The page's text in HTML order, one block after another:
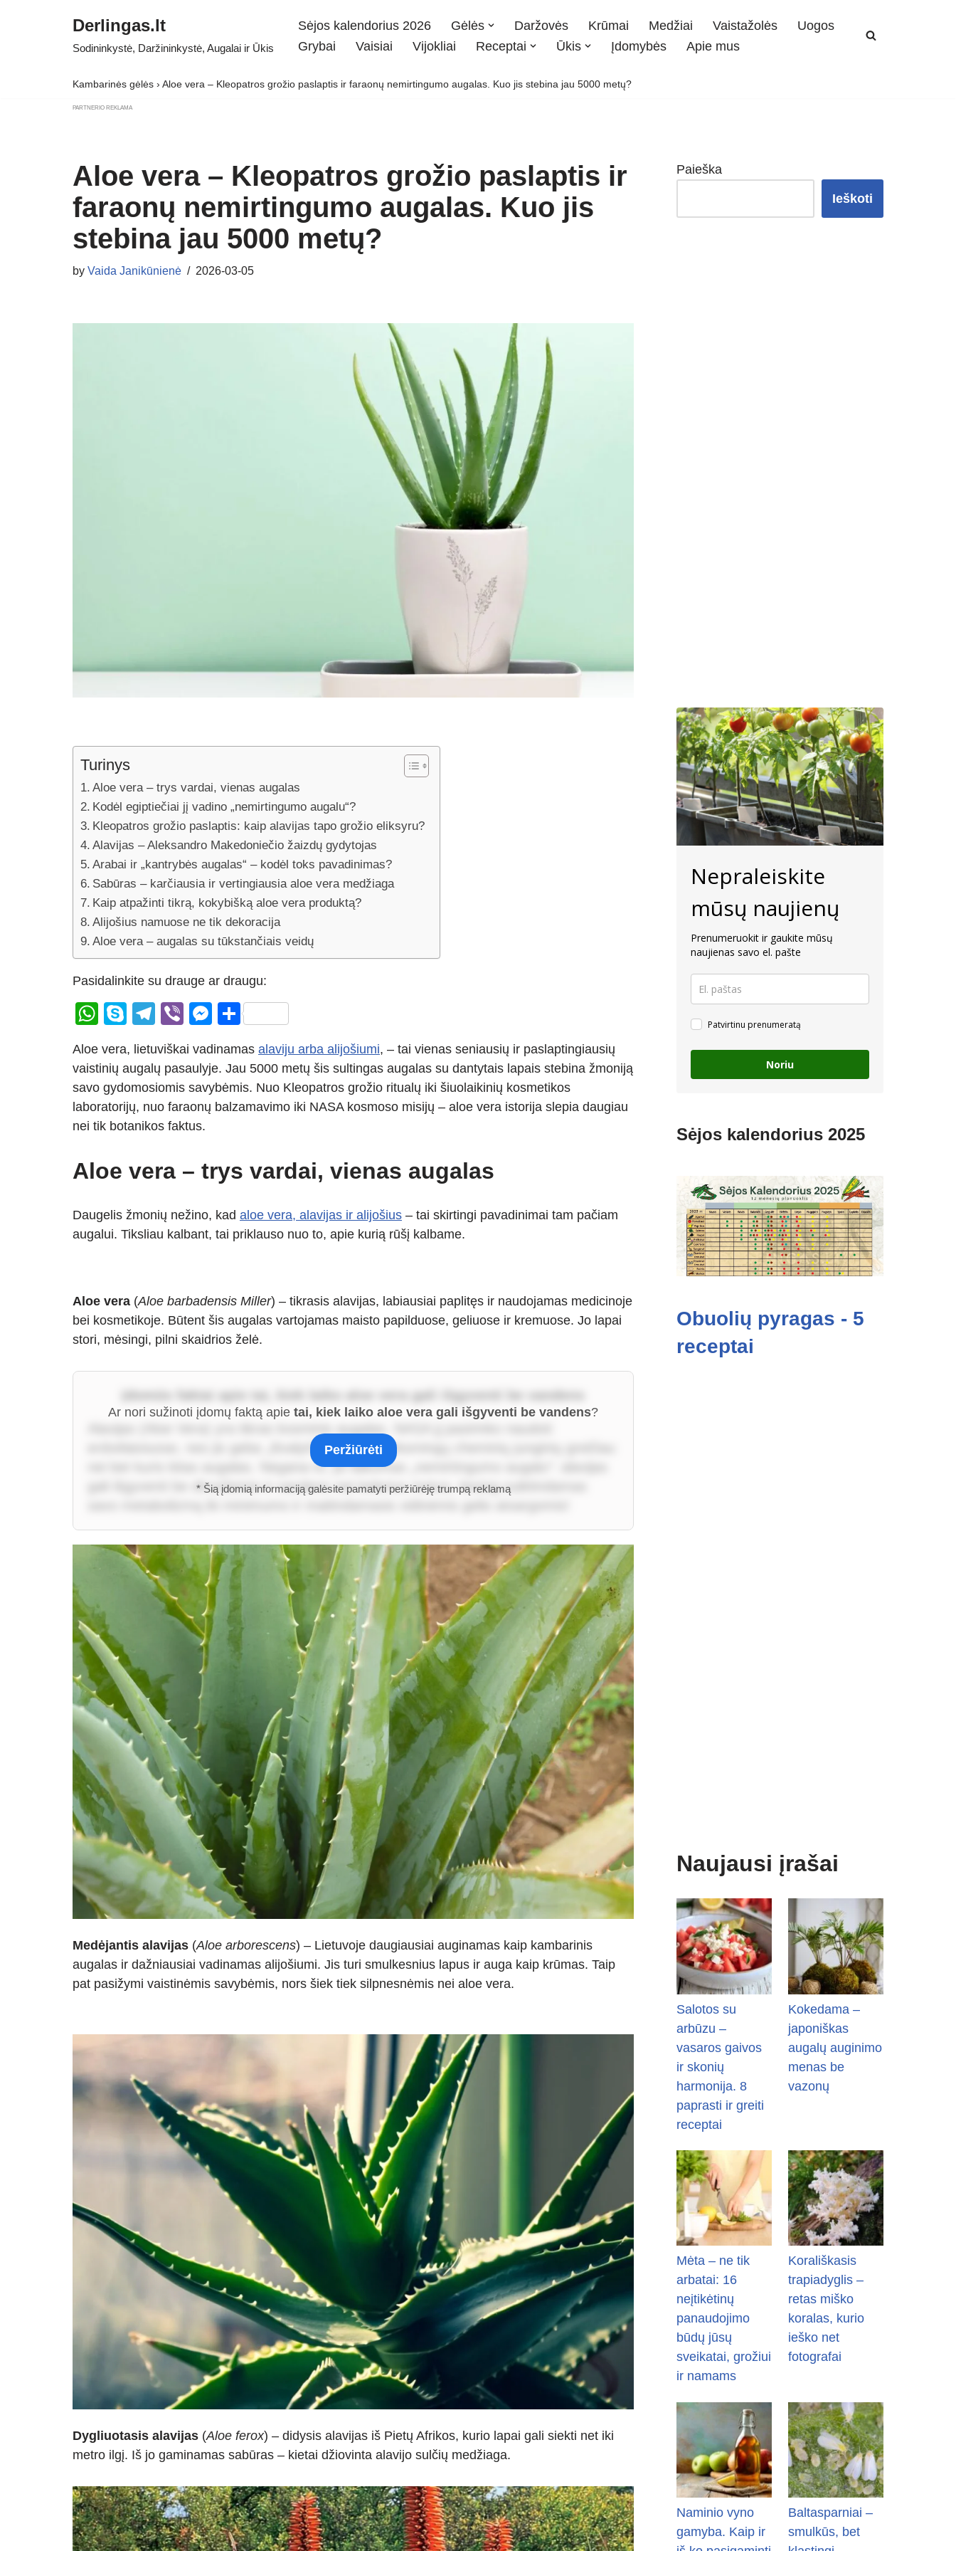
Derlingas.lt
Sodininkystė, Daržininkystė, Augalai ir Ūkis
Sėjos kalendorius 2026 Gėlės Daržovės Krūmai Medžiai Vaistažolės
Uogos
Grybai
Vaisiai Vijokliai Receptai Ūkis Įdomybės Apie mus
Kambarinės gėlės › Aloe vera – Kleopatros grožio paslaptis ir faraonų nemirtingumo augalas. Kuo jis stebina jau 5000 metų?
PARTNERIO REKLAMA
Aloe vera – Kleopatros grožio paslaptis ir
faraonų nemirtingumo augalas. Kuo jis
stebina jau 5000 metų?
by Vaida Janikūnienė 2026-03-05
Turinys
Aloe vera – trys vardai, vienas augalas
Kodėl egiptiečiai jį vadino „nemirtingumo augalu“?
Kleopatros grožio paslaptis: kaip alavijas tapo grožio eliksyru?
Alavijas – Aleksandro Makedoniečio žaizdų gydytojas
Arabai ir „kantrybės augalas“ – kodėl toks pavadinimas?
Sabūras – karčiausia ir vertingiausia aloe vera medžiaga
Kaip atpažinti tikrą, kokybišką aloe vera produktą?
Alijošius namuose ne tik dekoracija
Aloe vera – augalas su tūkstančiais veidų
Pasidalinkite su drauge ar draugu:
W
at
s
A
p
S
p
e
T
e
gr
a
m
Vi
er
M
ss
e
n
S
ar
e
Aloe vera, lietuviškai vadinamas alaviju arba alijošiumi, – tai vienas seniausių ir paslaptingiausių
vaistinių augalų pasaulyje. Jau 5000 metų šis sultingas augalas su dantytais lapais stebina žmoniją
savo gydomosiomis savybėmis. Nuo Kleopatros grožio ritualų iki šiuolaikinių kosmetikos
laboratorijų, nuo faraonų balzamavimo iki NASA kosmoso misijų – aloe vera istorija slepia daugiau
nei tik botanikos faktus.
Aloe vera – trys vardai, vienas augalas
Daugelis žmonių nežino, kad aloe vera, alavijas ir alijošius – tai skirtingi pavadinimai tam pačiam
augalui. Tiksliau kalbant, tai priklauso nuo to, apie kurią rūšį kalbame.
Aloe vera (Aloe barbadensis Miller) – tikrasis alavijas, labiausiai paplitęs ir naudojamas medicinoje
bei kosmetikoje. Būtent šis augalas vartojamas maisto papilduose, geliuose ir kremuose. Jo lapai
stori, mėsingi, pilni skaidrios želė.
Įdomūs faktai apie tai, kiek laiko aloe vera gali išgyventi be vandens
erdvėlaiviuose, nes jis geba „išvalyti“ orą nuo kenksmingų cheminių junginių greičiau
nei bet kuris kitas augalas. Negana to, jis laikomas „nemirtingumo augalu“: alavijas
gali išgyventi be dirvožemio ir vandens net kelerius metus, tiesiog sulėtindamas
Ar nori sužinoti įdomų faktą apie tai, kiek laiko aloe vera gali išgyventi be vandens?
Peržiūrėti
* Šią įdomią informaciją galėsite pamatyti peržiūrėję trumpą reklamą
Medėjantis alavijas (Aloe arborescens) – Lietuvoje daugiausiai auginamas kaip kambarinis
augalas ir dažniausiai vadinamas alijošiumi. Jis turi smulkesnius lapus ir auga kaip krūmas. Taip
pat pasižymi vaistinėmis savybėmis, nors šiek tiek silpnesnėmis nei aloe vera.
Dygliuotasis alavijas (Aloe ferox) – didysis alavijas iš Pietų Afrikos, kurio lapai gali siekti net iki
metro ilgį. Iš jo gaminamas sabūras – kietai džiovinta alavijo sulčių medžiaga.
Paieška
Ieškoti
Nepraleiskite
mūsų naujienų
Prenumeruokit ir gaukite mūsų
naujienas savo el. pašte
Patvirtinu prenumeratą
Noriu
Sėjos kalendorius 2025
Obuolių pyragas - 5
receptai
Naujausi įrašai
Salotos su
arbūzu –
vasaros gaivos
ir skonių
harmonija. 8
paprasti ir greiti
receptai
Kokedama –
japoniškas
augalų auginimo
menas be
vazonų
Mėta – ne tik
arbatai: 16
neįtikėtinų
panaudojimo
būdų jūsų
sveikatai, grožiui
ir namams
Korališkasis
trapiadyglis –
retas miško
koralas, kurio
ieško net
fotografai
Naminio vyno
gamyba. Kaip ir
Baltasparniai –
smulkūs, bet